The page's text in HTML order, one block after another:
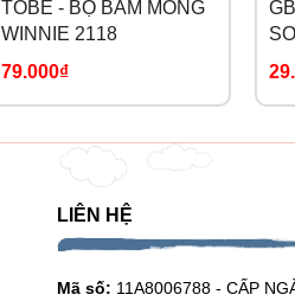
TOBE - BỘ BẤM MÓNG
WINNIE 2118
79.000₫
LIÊN HỆ
Mã số: 11A8006788 - CẤP